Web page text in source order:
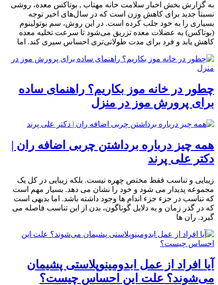
به گزارش بخش اخبار سلامت خانه مهتاب , بوتاکس معده، روشی
نسبتاً جدید برای کاهش وزن است که در سال‌های اخیر توجه
بسیاری را به خود جلب کرده است. در این روش، سم بوتولینوم
(بوتاکس) به عضلات معده تزریق می‌شود تا سرعت تخلیه معده
کاهش یابد و فرد برای مدت طولانی‌تری احساس سیری کند. اما
چطور در خانه موز بکاریم؟ راهنمای ساده
برای پرورش موز در منزل
همه چیز درباره برداشتن چربی اضافه ران |
دکتر علی پرند
زیبایی و تناسب فقط مختص چهره نیست. بلکه زیبایی در کل یک
مجموعه پدیدار می شود و خود را نشان می دهد. بسیار مهم است
که تناسب در جزء جزء اندام ها وجود داشته باشد. اما بدیهی است
که در گذر زمان و به دلایل گوناگون، بدن از این تناسب فاصله می
گیرد. ران ها
آیا افراد از عمل ابدومینوپلاستی پشیمان
می‌شوند؟ علت این احساس چیست؟